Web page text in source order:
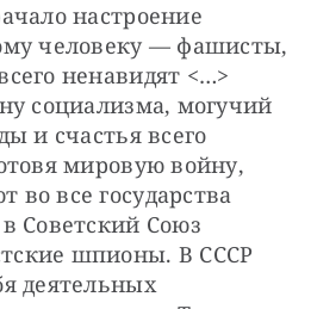
настроение
человеку — фашисты,
ненавидят <…>
социализма, могучий
и счастья всего
мировую войну,
все государства
Советский Союз
шпионы. В СССР
деятельных